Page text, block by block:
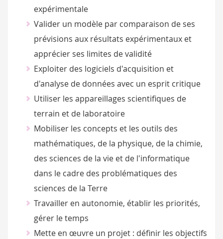
expérimentale
Valider un modèle par comparaison de ses
prévisions aux résultats expérimentaux et
apprécier ses limites de validité
Exploiter des logiciels d'acquisition et
d'analyse de données avec un esprit critique
Utiliser les appareillages scientifiques de
terrain et de laboratoire
Mobiliser les concepts et les outils des
mathématiques, de la physique, de la chimie,
des sciences de la vie et de l'informatique
dans le cadre des problématiques des
sciences de la Terre
Travailler en autonomie, établir les priorités,
gérer le temps
Mette en œuvre un projet : définir les objectifs